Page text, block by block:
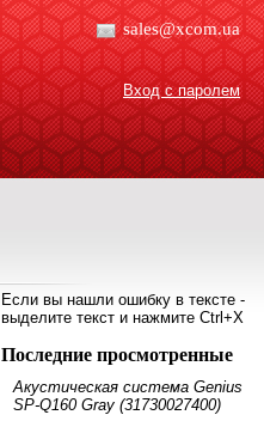
sales@xcom.ua
Вход с паролем
Если вы нашли ошибку в тексте -
выделите текст и нажмите Ctrl+X
Последние просмотренные
Акустическая система Genius
SP-Q160 Gray (31730027400)